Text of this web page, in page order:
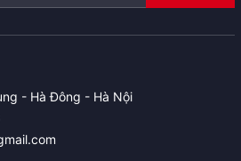
- Hà Đông - Hà Nội